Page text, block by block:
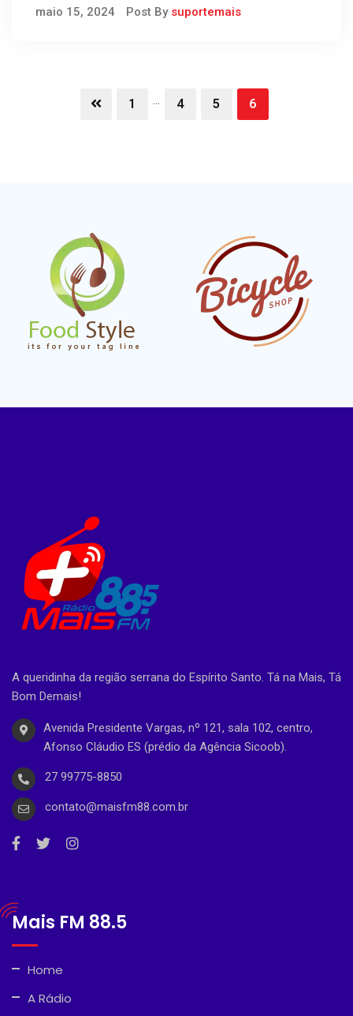
maio 15, 2024 Post By suportemais
1 4 5 6
A queridinha da região serrana do Espírito Santo. Tá na Mais, Tá
Bom Demais!
Avenida Presidente Vargas, nº 121, sala 102, centro,
Afonso Cláudio ES (prédio da Agência Sicoob).
27 99775-8850
contato@maisfm88.com.br
Mais FM 88.5
Home
A Rádio